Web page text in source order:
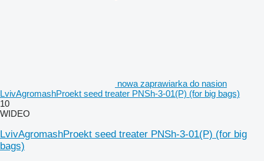
nowa zaprawiarka do nasion
LvivAgromashProekt seed treater PNSh-3-01(P) (for big bags)
10
WIDEO
LvivAgromashProekt seed treater PNSh-3-01(P) (for big
bags)